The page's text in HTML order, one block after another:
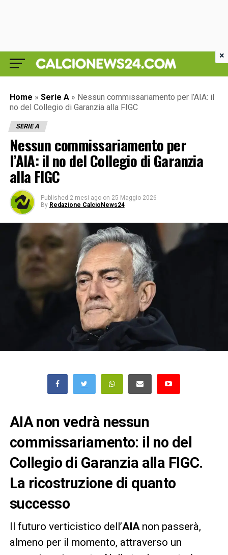
Home » Serie A » Nessun commissariamento per l’AIA: il
no del Collegio di Garanzia alla FIGC
SERIE A
Nessun commissariamento per
l’AIA: il no del Collegio di Garanzia
alla FIGC
Published 2 mesi ago on 25 Maggio 2026
By Redazione CalcioNews24
AIA non vedrà nessun
commissariamento: il no del
Collegio di Garanzia alla FIGC.
La ricostruzione di quanto
successo
Il futuro verticistico dell’AIAnon passerà,
almeno per il momento, attraverso un
×